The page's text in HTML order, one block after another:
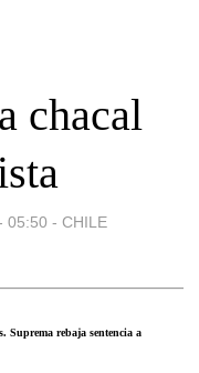
chacal
05:50 - CHILE
Suprema rebaja sentencia a